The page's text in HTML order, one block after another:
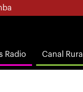
Radio Canal Rural